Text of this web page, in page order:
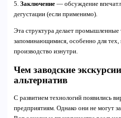
5. Заключение— обсуждение
дегустации (если применимо).
Эта структура делает
запоминающимися, особенно для тех,
производство изнутри.
Чем заводские
альтернатив
С развитием технологий появились
предприятиям. Однако они не могут